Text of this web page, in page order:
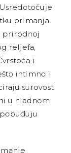
primanja
prirodnoj
reljefa,
i
intimno i
surovost
u hladnom